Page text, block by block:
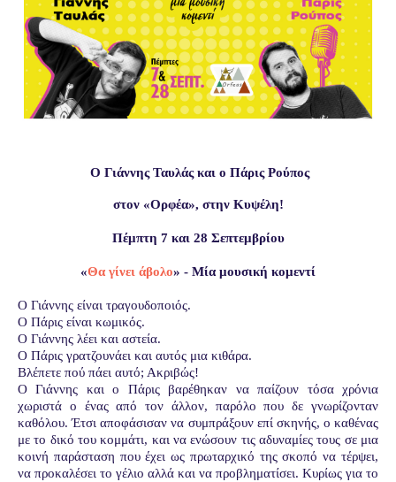
Ο Γιάννης Ταυλάς και ο Πάρις Ρούπος
στον «Ορφέα», στην Κυψέλη!
Πέμπτη 7 και 28 Σεπτεμβρίου
«Θα γίνει άβολο» - Μία μουσική κομεντί
Ο Γιάννης είναι τραγουδοποιός.
Ο Πάρις είναι κωμικός.
Ο Γιάννης λέει και αστεία.
Ο Πάρις γρατζουνάει και αυτός μια κιθάρα.
Βλέπετε πού πάει αυτό; Ακριβώς!
Ο Γιάννης και ο Πάρις βαρέθηκαν να παίζουν τόσα χρόνια
χωριστά ο ένας από τον άλλον, παρόλο που δε γνωρίζονταν
καθόλου. Έτσι αποφάσισαν να συμπράξουν επί σκηνής, ο καθένας
με το δικό του κομμάτι, και να ενώσουν τις αδυναμίες τους σε μια
κοινή παράσταση που έχει ως πρωταρχικό της σκοπό να τέρψει,
να προκαλέσει το γέλιο αλλά και να προβληματίσει. Κυρίως για το